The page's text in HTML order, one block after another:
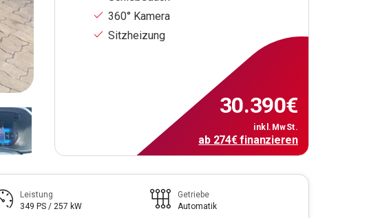
360° Kamera
Sitzheizung
30.390€
inkl.MwSt.
ab 274€finanzieren
Leistung
349 PS / 257 kW
Getriebe
Automatik